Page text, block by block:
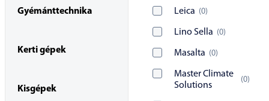
Leica (0)
Lino Sella (0)
Masalta (0)
Master Climate
Solutions
(0)
Gyémánttechnika
Kerti gépek
Kisgépek